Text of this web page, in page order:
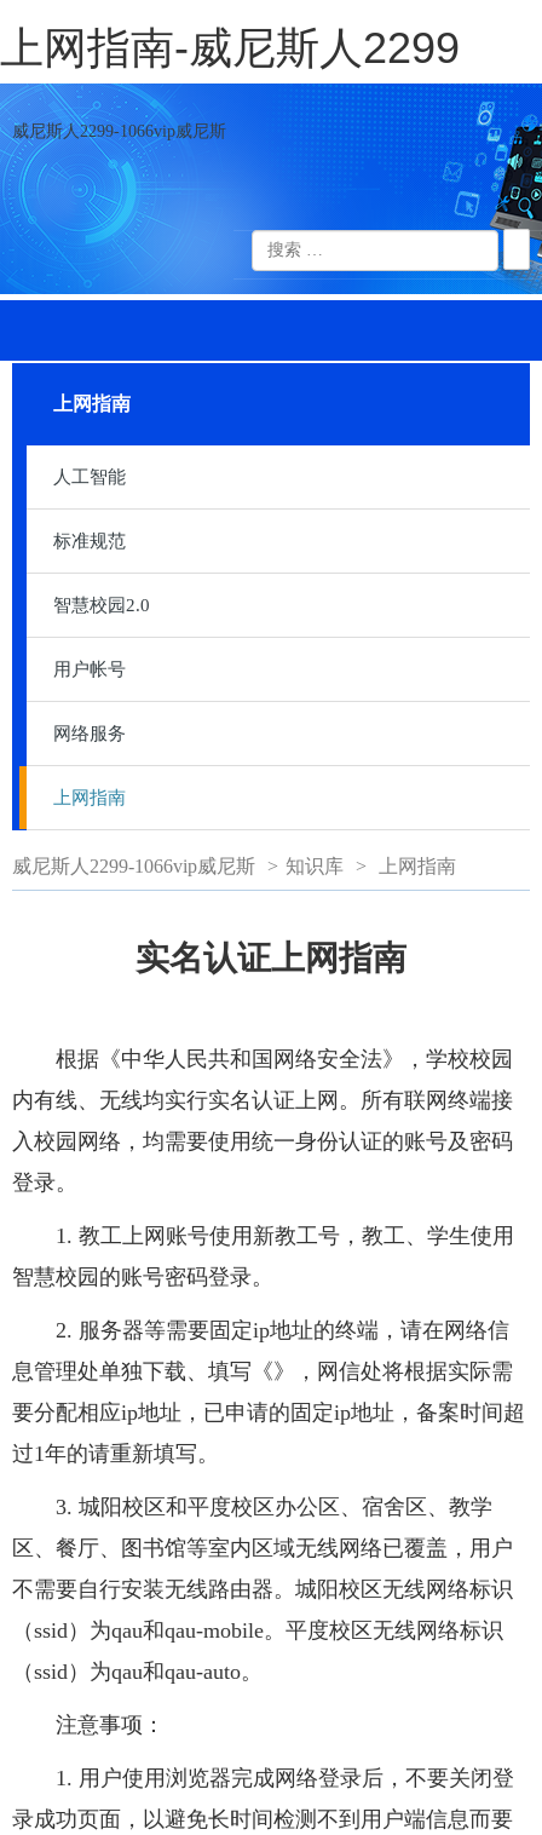
上网指南-威尼斯人2299
威尼斯人2299-1066vip威尼斯
上网指南
人工智能
标准规范
智慧校园2.0
用户帐号
网络服务
上网指南
威尼斯人2299-1066vip威尼斯 > 知识库 > 上网指南
实名认证上网指南
根据《中华人民共和国网络安全法》，学校校园
内有线、无线均实行实名认证上网。所有联网终端接
入校园网络，均需要使用统一身份认证的账号及密码
登录。
1. 教工上网账号使用新教工号，教工、学生使用
智慧校园的账号密码登录。
2. 服务器等需要固定ip地址的终端，请在网络信
息管理处单独下载、填写《》，网信处将根据实际需
要分配相应ip地址，已申请的固定ip地址，备案时间超
过1年的请重新填写。
3. 城阳校区和平度校区办公区、宿舍区、教学
区、餐厅、图书馆等室内区域无线网络已覆盖，用户
不需要自行安装无线路由器。城阳校区无线网络标识
（ssid）为qau和qau-mobile。平度校区无线网络标识
（ssid）为qau和qau-auto。
注意事项：
1. 用户使用浏览器完成网络登录后，不要关闭登
录成功页面，以避免长时间检测不到用户端信息而要